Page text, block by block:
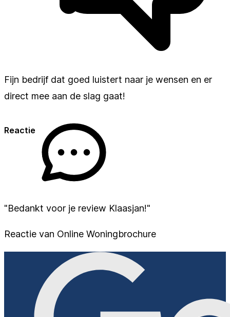
Fijn bedrijf dat goed luistert naar je wensen en er
direct mee aan de slag gaat!
Reactie
"Bedankt voor je review Klaasjan!"
Reactie van Online Woningbrochure